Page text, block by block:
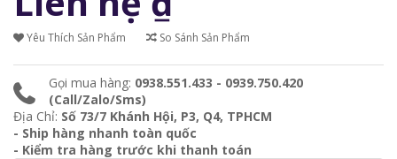
Yêu Thích Sản Phẩm So Sánh Sản Phẩm
Gọi mua hàng: 0938.551.433 - 0939.750.420
(Call/Zalo/Sms)
Địa Chỉ: Số 73/7 Khánh Hội, P3, Q4, TPHCM
- Ship hàng nhanh toàn quốc
- Kiểm tra hàng trước khi thanh toán